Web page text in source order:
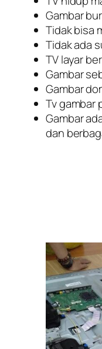
Gambar
Tidak bisa
Tidak ada
TV layar
Gambar
Gambar
Tv gambar
Gambar
dan